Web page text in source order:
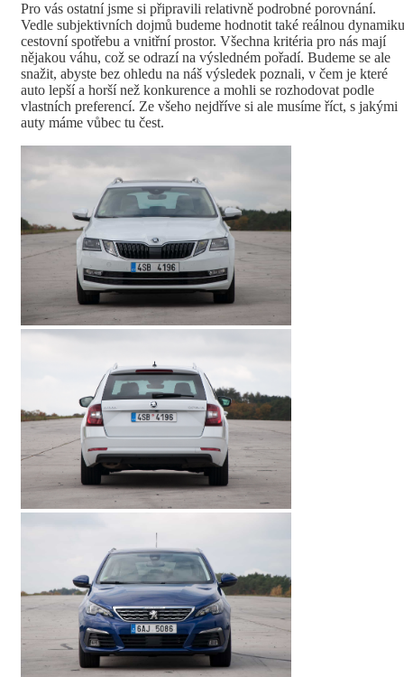
Pro vás ostatní jsme si připravili relativně podrobné porovnání.
Vedle subjektivních dojmů budeme hodnotit také reálnou
cestovní spotřebu a vnitřní prostor. Všechna kritéria pro nás mají
nějakou váhu, což se odrazí na výsledném pořadí. Budeme se ale
snažit, abyste bez ohledu na náš výsledek poznali, v čem je které
auto lepší a horší než konkurence a mohli se rozhodovat podle
vlastních preferencí. Ze všeho nejdříve si ale musíme říct, s jakými
auty máme vůbec tu čest.